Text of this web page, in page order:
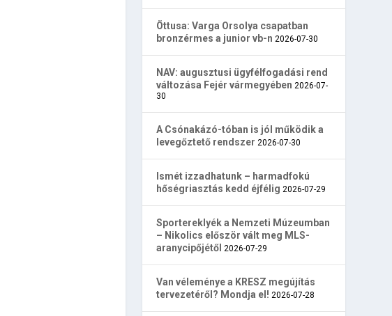
Öttusa: Varga Orsolya csapatban
bronzérmes a junior vb-n 2026-07-30
NAV: augusztusi ügyfélfogadási rend
változása Fejér vármegyében 2026-07-
30
A Csónakázó-tóban is jól működik a
levegőztető rendszer 2026-07-30
Ismét izzadhatunk – harmadfokú
hőségriasztás kedd éjfélig 2026-07-29
Sportereklyék a Nemzeti Múzeumban
– Nikolics először vált meg MLS-
aranycipőjétől 2026-07-29
Van véleménye a KRESZ megújítás
tervezetéről? Mondja el! 2026-07-28